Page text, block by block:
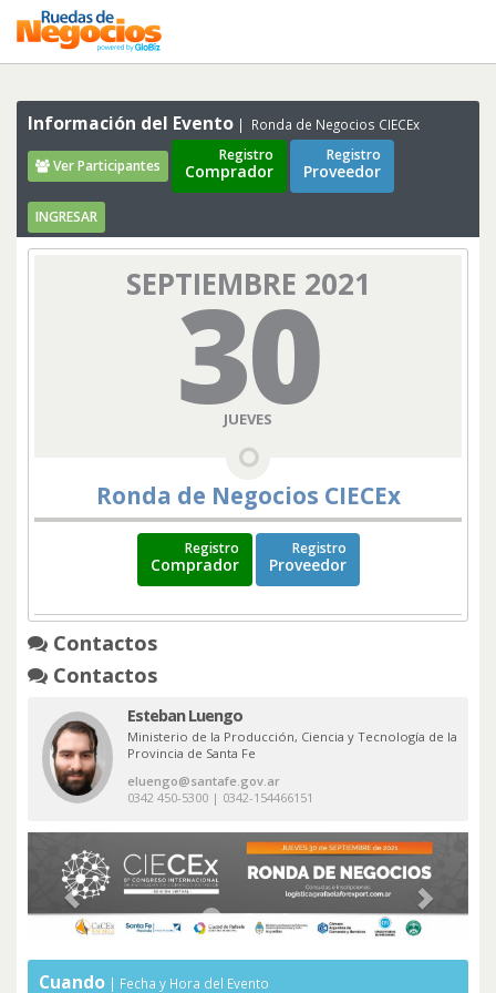
Información del Evento Ronda de Negocios CIECEx
Ver Participantes
Registro
Comprador
Registro
Proveedor
INGRESAR
SEPTIEMBRE 2021
30
JUEVES
Ronda de Negocios CIECEx
Registro
Comprador
Registro
Proveedor
Contactos
Contactos
Esteban Luengo
Ministerio de la Producción, Ciencia y Tecnología de la
Provincia de Santa Fe
eluengo@santafe.gov.ar
0342 450-5300 | 0342-154466151
Cuando Fecha y Hora del Evento